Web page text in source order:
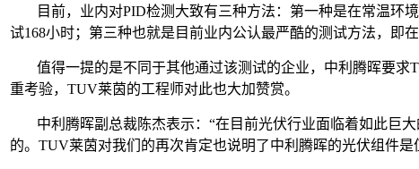
目前，业内对PID检测大致有三种方法：第一种是在常温环
试168小时；第三种也就是目前业内公认最严酷的测试方法，即
值得一提的是不同于其他通过该测试的企业，中利腾晖要
重考验，TUV莱茵的工程师对此也大加赞赏。
中利腾晖副总裁陈杰表示：“在目前光伏行业面临着如此巨
的。TUV莱茵对我们的再次肯定也说明了中利腾晖的光伏组件